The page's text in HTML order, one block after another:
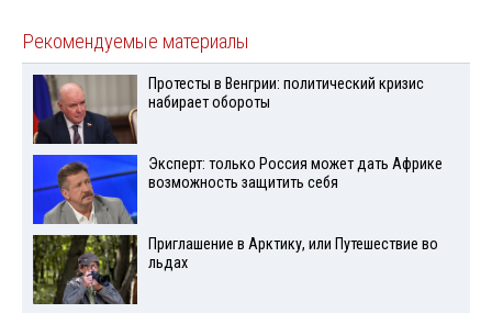
Рекомендуемые материалы
Протесты в Венгрии: политический кризис
набирает обороты
Эксперт: только Россия может дать Африке
возможность защитить себя
Приглашение в Арктику, или Путешествие во
льдах